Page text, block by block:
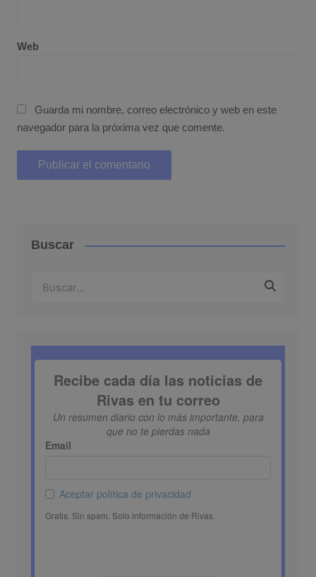
Web
Guarda mi nombre, correo electrónico y web en este
navegador para la próxima vez que comente.
Buscar